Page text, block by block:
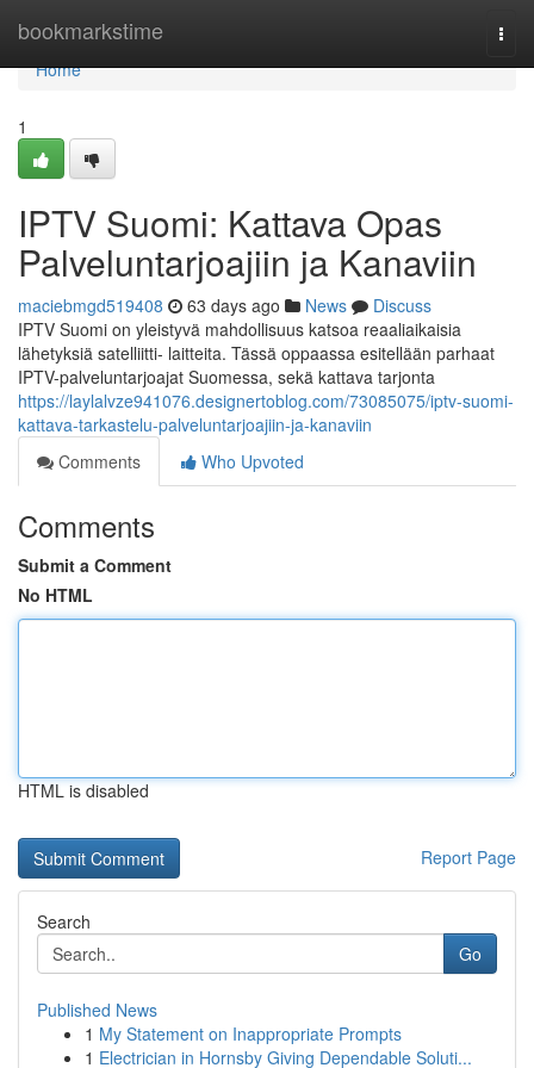
bookmarkstime
Home
Home
1
IPTV Suomi: Kattava Opas
Palveluntarjoajiin ja Kanaviin
maciebmgd519408 63 days ago News
Discuss
IPTV Suomi on yleistyvä mahdollisuus katsoa reaaliaikaisia
lähetyksiä satelliitti- laitteita. Tässä oppaassa esitellään parhaat
IPTV-palveluntarjoajat Suomessa, sekä kattava tarjonta
https://laylalvze941076.designertoblog.com/73085075/iptv-suomi-
kattava-tarkastelu-palveluntarjoajiin-ja-kanaviin
Comments
Who Upvoted
Comments
Submit a Comment
No HTML
HTML is disabled
Report Page
Search
Go
Published News
1 My Statement on Inappropriate Prompts
1 Electrician in Hornsby Giving Dependable Soluti...